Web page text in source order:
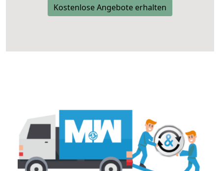
Kostenlose Angebote erhalten